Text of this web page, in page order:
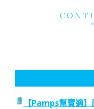
【Pamps幫寶適